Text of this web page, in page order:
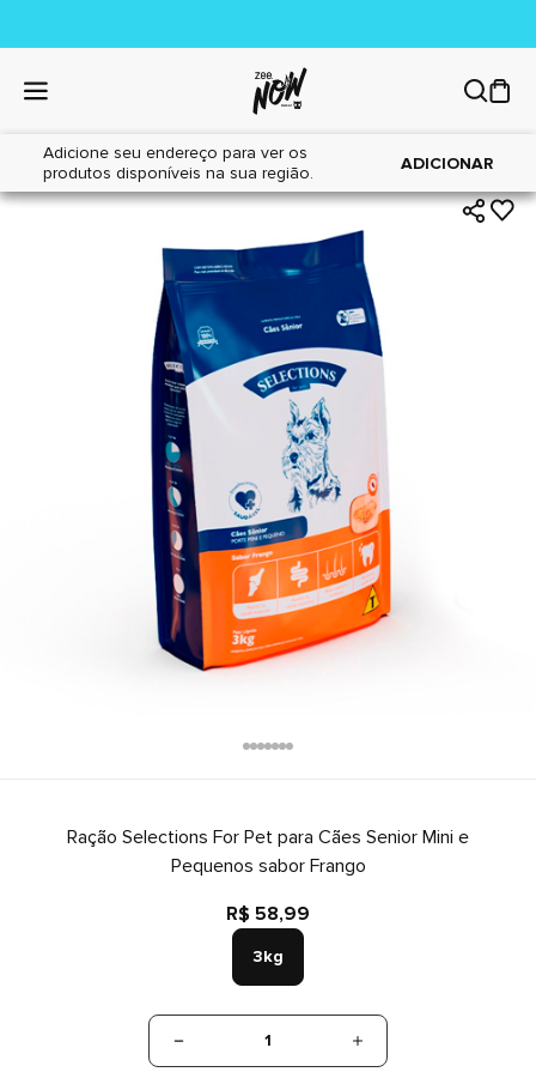
Adicione seu endereço para ver os
produtos disponíveis na sua região.
ADICIONAR
Home|Cães|Alimentos
Ração Selections For Pet para Cães Senior Mini e
Pequenos sabor Frango
R$ 58,99
3kg
1